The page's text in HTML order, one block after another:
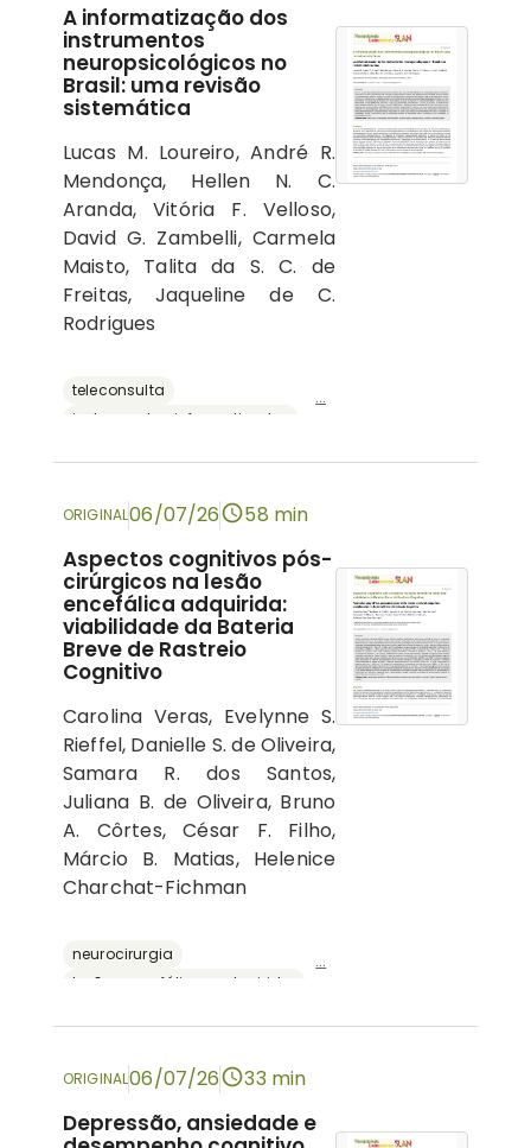
A informatização dos
instrumentos
neuropsicológicos no
Brasil: uma revisão
sistemática
Lucas M. Loureiro, André R.
Mendonça, Hellen N. C.
Aranda, Vitória F. Velloso,
David G. Zambelli, Carmela
Maisto, Talita da S. C. de
Freitas, Jaqueline de C.
Rodrigues
teleconsulta
instrumentos informatizados
avaliação neuropsicológica
...
ORIGINAL06/07/26 58 min
Aspectos cognitivos pós-
cirúrgicos na lesão
encefálica adquirida:
viabilidade da Bateria
Breve de Rastreio
Cognitivo
Carolina Veras, Evelynne S.
Rieffel, Danielle S. de Oliveira,
Samara R. dos Santos,
Juliana B. de Oliveira, Bruno
A. Côrtes, César F. Filho,
Márcio B. Matias, Helenice
Charchat-Fichman
neurocirurgia
bateria breve de rastreio cognitivo
...
ORIGINAL06/07/26 33 min
Depressão, ansiedade e